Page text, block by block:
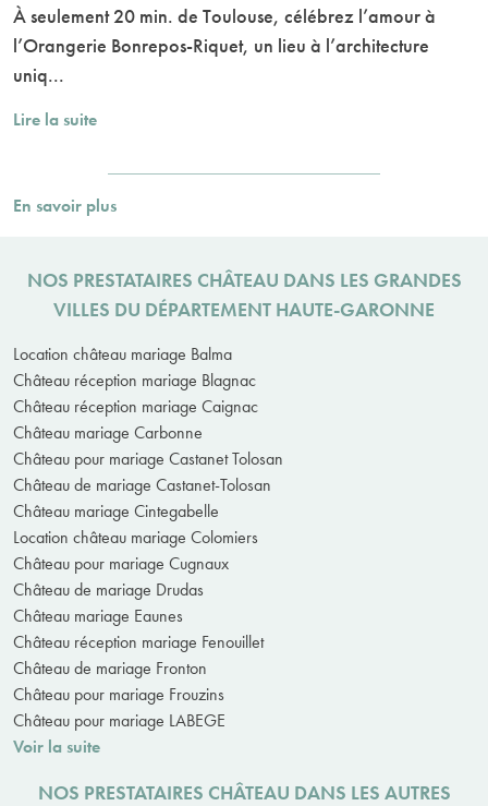
À seulement 20 min. de Toulouse, célébrez l’amour à
l’Orangerie Bonrepos-Riquet, un lieu à l’architecture
uniq...
Lire la suite
En savoir plus
NOS PRESTATAIRES CHÂTEAU DANS LES GRANDES
VILLES DU DÉPARTEMENT HAUTE-GARONNE
Location château mariage Balma
Château réception mariage Blagnac
Château réception mariage Caignac
Château mariage Carbonne
Château pour mariage Castanet Tolosan
Château de mariage Castanet-Tolosan
Château mariage Cintegabelle
Location château mariage Colomiers
Château pour mariage Cugnaux
Château de mariage Drudas
Château mariage Eaunes
Château réception mariage Fenouillet
Château de mariage Fronton
Château pour mariage Frouzins
Château pour mariage LABEGE
Voir la suite
NOS PRESTATAIRES CHÂTEAU DANS LES AUTRES